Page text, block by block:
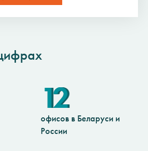
12
офисов в Беларуси и
России